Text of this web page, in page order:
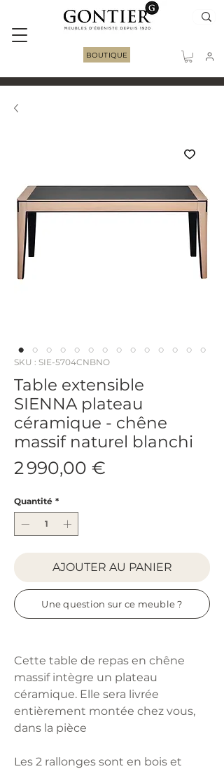
BOUTIQUE
SKU : SIE-5704CNBNO
Table extensible
SIENNA plateau
céramique - chêne
massif naturel blanchi
2 990,00 €
Quantité *
AJOUTER AU PANIER
Une question sur ce meuble ?
Cette table de repas en chêne
massif intègre un plateau
céramique. Elle sera livrée
entièrement montée chez vous,
dans la pièce
Les 2 rallonges sont en bois et